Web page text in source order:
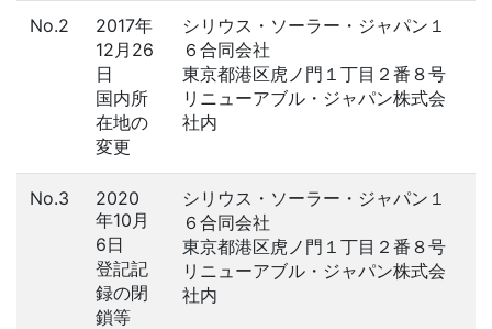
No.2
2017年
12月26
日
国内所
在地の
変更
シリウス・ソーラー・ジャパン１
６合同会社
東京都港区虎ノ門１丁目２番８号
リニューアブル・ジャパン株式会
社内
No.3
2020
年10月
6日
登記記
録の閉
鎖等
シリウス・ソーラー・ジャパン１
６合同会社
東京都港区虎ノ門１丁目２番８号
リニューアブル・ジャパン株式会
社内